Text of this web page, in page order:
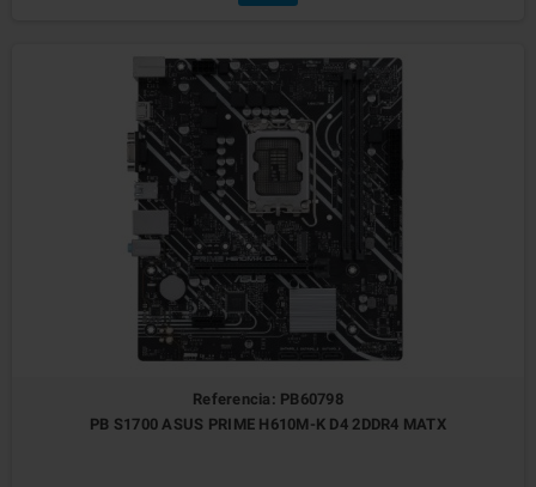
Referencia: PB60798
PB S1700 ASUS PRIME H610M-K D4 2DDR4 MATX